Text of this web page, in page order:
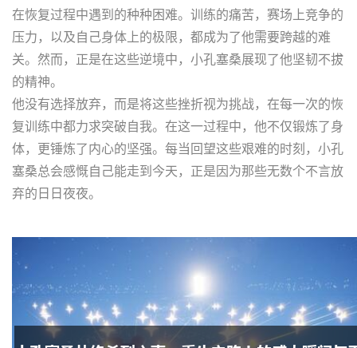
在恢复过程中遇到的种种困难。训练的痛苦，赛场上竞争的
压力，以及自己身体上的极限，都成为了他需要跨越的难
关。然而，正是在这些逆境中，小孔塞桑展现了他坚韧不拔
的精神。
他没有选择放弃，而是将这些挫折视为挑战，在每一次的恢
复训练中都力求突破自我。在这一过程中，他不仅锻炼了身
体，更锤炼了内心的坚强。每当回望这些艰难的时刻，小孔
塞桑总会感慨自己能走到今天，正是因为那些无数个不言放
弃的日日夜夜。